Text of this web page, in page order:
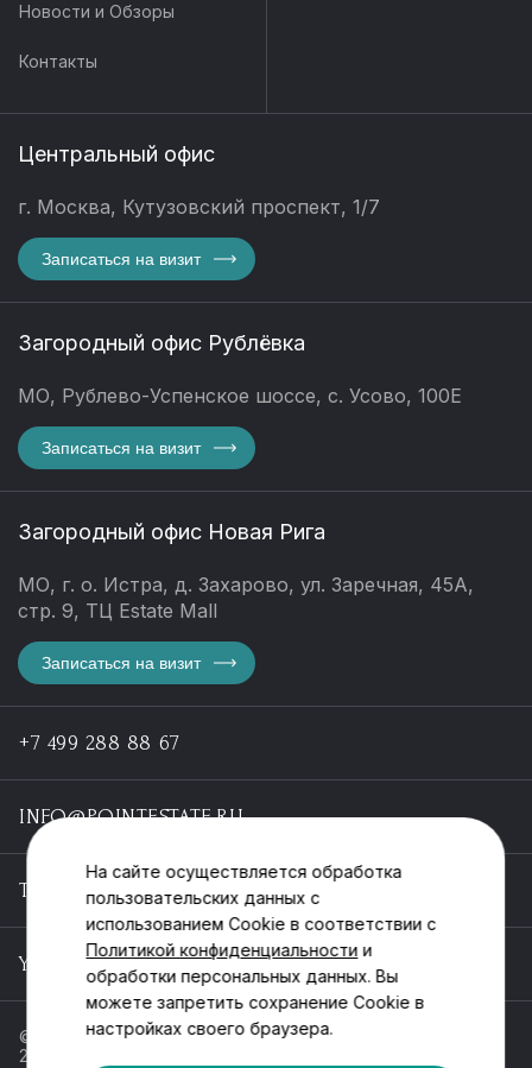
Новости и Обзоры
Контакты
Центральный офис
г. Москва, Кутузовский проспект, 1/7
Записаться на визит
Загородный офис Рублёвка
МО, Рублево-Успенское шоссе, с. Усово, 100Е
Записаться на визит
Загородный офис Новая Рига
МО, г. о. Истра, д. Захарово, ул. Заречная, 45А,
стр. 9, ТЦ Estate Mall
Записаться на визит
+7 499 288 88 67
INFO@POINTESTATE.RU
TELEGRAM
YOUTUBE
© ООО «Пойнт эстейт», ИНН 55546464612,
2013-2025
На сайте осуществляется обработка
пользовательских данных с
использованием Cookie в соответствии с
Политикой конфиденциальности и
обработки персональных данных. Вы
можете запретить сохранение Cookie в
настройках своего браузера.